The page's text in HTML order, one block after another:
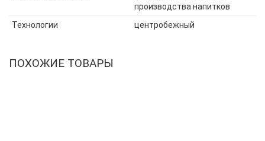
производства напитков
Технологии
центробежный
ПОХОЖИЕ ТОВАРЫ